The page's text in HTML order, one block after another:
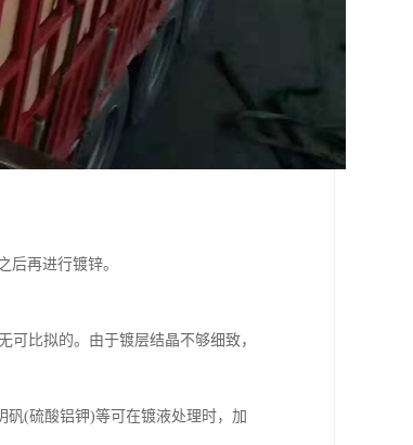
后再进行镀锌。
比拟的。由于镀层结晶不够细致，
(硫酸铝钾)等可在镀液处理时，加